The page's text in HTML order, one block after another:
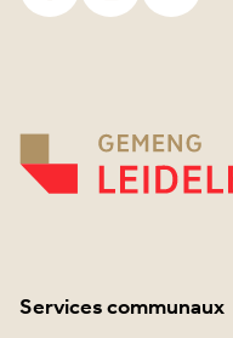
Services communaux